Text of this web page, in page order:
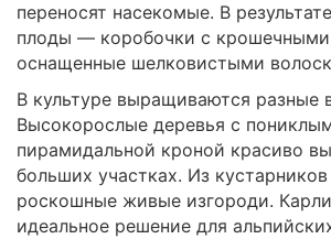
переносят насекомые. В
плоды — коробочки с
оснащенные шелковистыми
В культуре выращиваются разные
Высокорослые деревья с
пирамидальной кроной красиво
больших участках. Из
роскошные живые изгороди.
идеальное решение для